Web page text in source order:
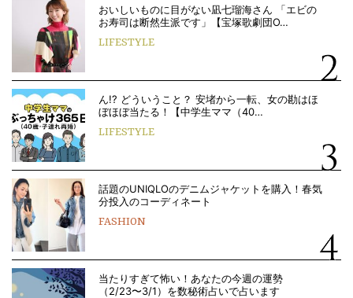
おいしいものに目がない凪七瑠海さん 「エビの
お寿司は断然生派です」【宝塚歌劇団O…
LIFESTYLE
ん!? どういうこと？ 安堵から一転、女の勘はほ
ぼほぼ当たる！【中学生ママ（40…
LIFESTYLE
話題のUNIQLOのデニムジャケットを購入！春気
分投入のコーディネート
FASHION
当たりすぎて怖い！あなたの今週の運勢
（2/23〜3/1）を数秘術占いで占います